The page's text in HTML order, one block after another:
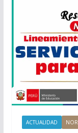
ACTUALIDAD